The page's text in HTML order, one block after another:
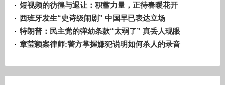
短视频的彷徨与退让：积蓄力量，正待春暖花开
西班牙发生“史诗级闹剧” 中国早已表达立场
特朗普：民主党的弹劾条款“太弱了” 真丢人现眼
章莹颖案律师:警方掌握嫌犯说明如何杀人的录音